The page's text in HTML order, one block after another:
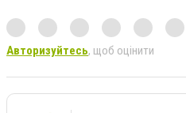
Авторизуйтесь, щоб оцінити